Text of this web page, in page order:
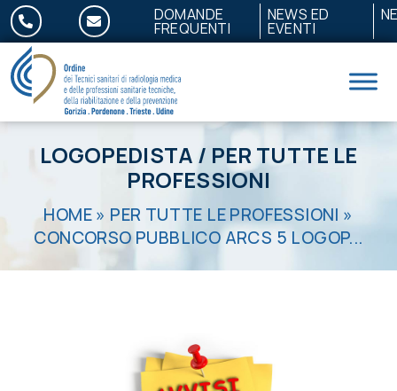
Salta al contenuto DOMANDE
FREQUENTI
NEWS ED
EVENTI
LOGOPEDISTA / PER TUTTE LE
PROFESSIONI
HOME» PER TUTTE LE PROFESSIONI »
CONCORSO PUBBLICO ARCS 5 LOGOP...